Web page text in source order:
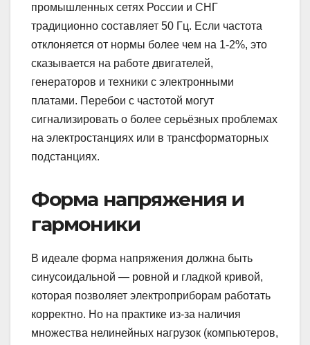
промышленных сетях России и СНГ
традиционно составляет 50 Гц. Если частота
отклоняется от нормы более чем на 1-2%, это
сказывается на работе двигателей,
генераторов и техники с электронными
платами. Перебои с частотой могут
сигнализировать о более серьёзных проблемах
на электростанциях или в трансформаторных
подстанциях.
Форма напряжения и
гармоники
В идеале форма напряжения должна быть
синусоидальной — ровной и гладкой кривой,
которая позволяет электроприборам работать
корректно. Но на практике из-за наличия
множества нелинейных нагрузок (компьютеров,